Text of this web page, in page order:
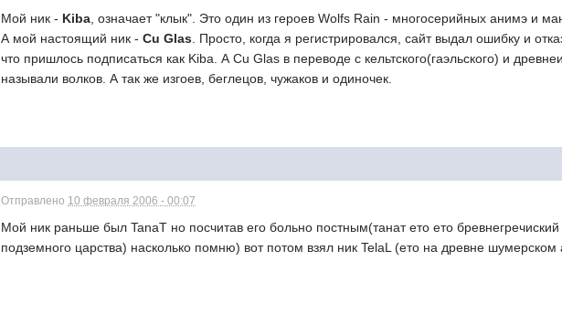
Мой ник - Kiba , означает "клык". Это один из героев Wolfs Rain - многосерийных анимэ и
А мой настоящий ник -Cu Glas . Просто, когда я регистрировался, сайт выдал ошибку и
что пришлось подписаться как Kiba. А Cu Glas в переводе с кельтского(гаэльского) и
называли волков. А так же изгоев, беглецов, чужаков и одиночек.
Отправлено 10 февраля 2006 - 00:07
Мой ник раньше был TanaT но посчитав его больно постным(танат ето ето
подземного царства) насколько помню) вот потом взял ник TelaL (ето на древне